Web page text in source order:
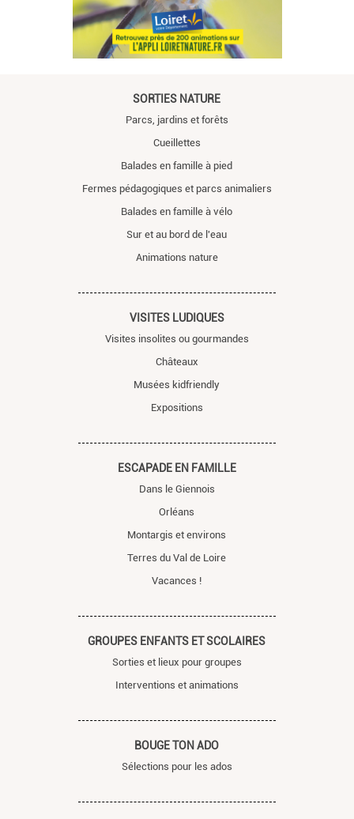
SORTIES NATURE
Parcs, jardins et forêts
Cueillettes
Balades en famille à pied
Fermes pédagogiques et parcs animaliers
Balades en famille à vélo
Sur et au bord de l'eau
Animations nature
VISITES LUDIQUES
Visites insolites ou gourmandes
Châteaux
Musées kidfriendly
Expositions
ESCAPADE EN FAMILLE
Dans le Giennois
Orléans
Montargis et environs
Terres du Val de Loire
Vacances !
GROUPES ENFANTS ET SCOLAIRES
Sorties et lieux pour groupes
Interventions et animations
BOUGE TON ADO
Sélections pour les ados